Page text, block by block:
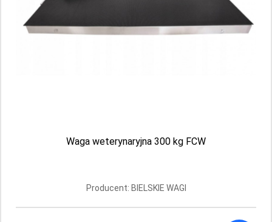
Waga weterynaryjna 300 kg FCW
Producent: BIELSKIE WAGI